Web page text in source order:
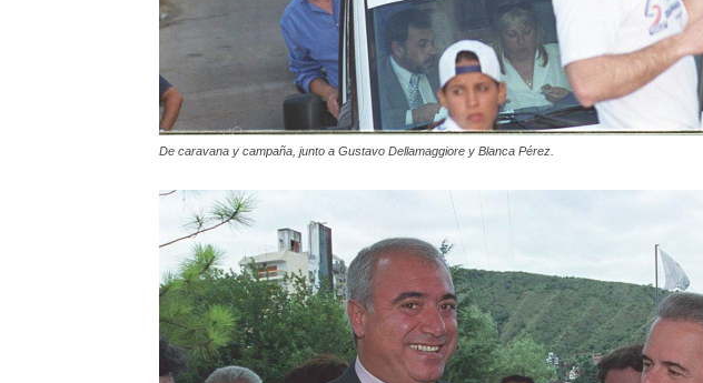
De caravana y campaña, junto a Gustavo Dellamaggiore y Blanca Pérez.